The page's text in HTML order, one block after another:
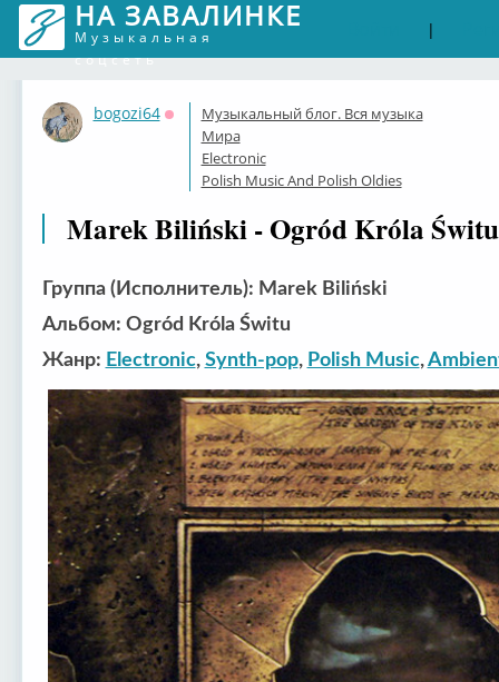
НА ЗАВАЛИНКЕ
Музыкальная
соцсеть
|
bogozi64
Оффлайн
Музыкальный блог. Вся музыка
Мира
Electronic
Polish Music And Polish Oldies
Marek Biliński - Ogród Króla
Группа (Исполнитель): Marek Biliński
Альбом: Ogród Króla Świtu
Жанр: Electronic, Synth-pop, Polish Music,